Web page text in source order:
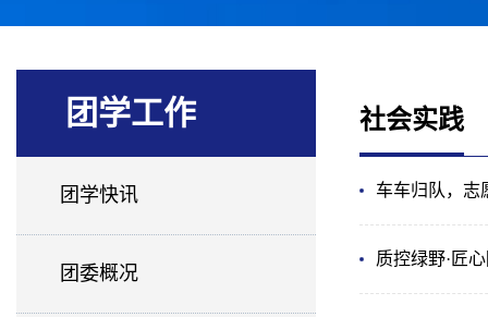
团学工作
团学快讯
团委概况
社会实践
车车归队，志
质控绿野·匠